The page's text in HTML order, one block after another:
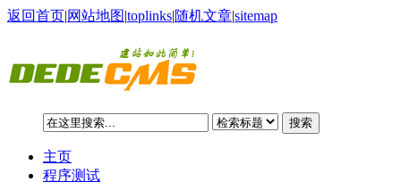
返回首页|网站地图|toplinks|随机文章|sitemap
搜索
主页
程序测试